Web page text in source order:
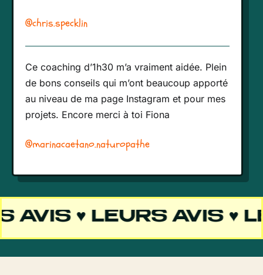
@chris.specklin
Ce coaching d’1h30 m’a vraiment aidée. Plein
de bons conseils qui m’ont beaucoup apporté
au niveau de ma page Instagram et pour mes
projets. Encore merci à toi Fiona
@marinacaetano.naturopathe
♥ LEURS AVIS ♥